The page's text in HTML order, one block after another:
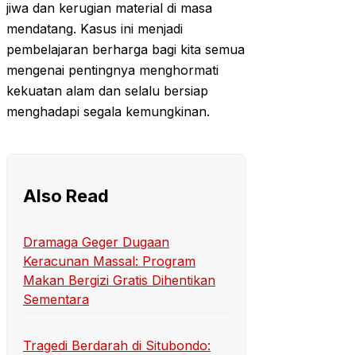
jiwa dan kerugian material di masa
mendatang. Kasus ini menjadi
pembelajaran berharga bagi kita semua
mengenai pentingnya menghormati
kekuatan alam dan selalu bersiap
menghadapi segala kemungkinan.
Also Read
Dramaga Geger Dugaan
Keracunan Massal: Program
Makan Bergizi Gratis Dihentikan
Sementara
Tragedi Berdarah di Situbondo: